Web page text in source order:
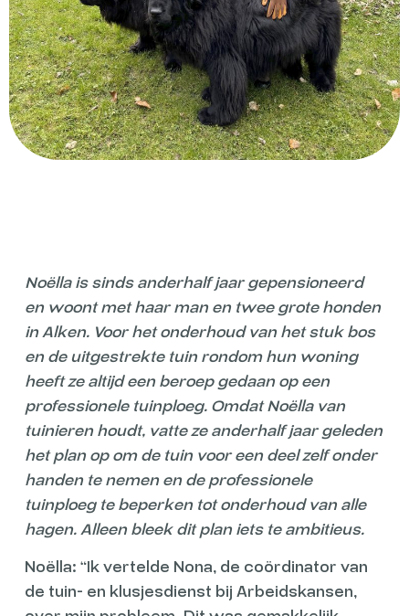
Noëlla is sinds anderhalf jaar gepensioneerd
en woont met haar man en twee grote honden
in Alken. Voor het onderhoud van het stuk bos
en de uitgestrekte tuin rondom hun woning
heeft ze altijd een beroep gedaan op een
professionele tuinploeg. Omdat Noëlla van
tuinieren houdt, vatte ze anderhalf jaar geleden
het plan op om de tuin voor een deel zelf onder
handen te nemen en de professionele
tuinploeg te beperken tot onderhoud van alle
hagen. Alleen bleek dit plan iets te ambitieus.
Noëlla: “Ik vertelde Nona, de coördinator van
de tuin- en klusjesdienst bij Arbeidskansen,